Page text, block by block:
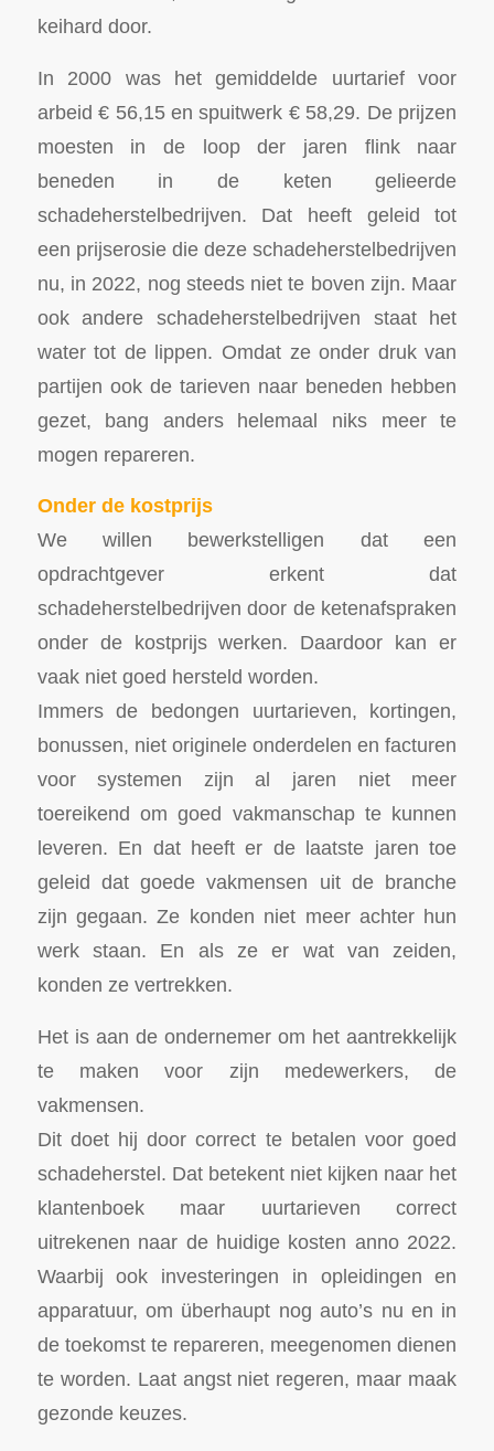
keihard door.
In 2000 was het gemiddelde uurtarief voor
arbeid € 56,15 en spuitwerk € 58,29. De prijzen
moesten in de loop der jaren flink naar
beneden in de keten gelieerde
schadeherstelbedrijven. Dat heeft geleid tot
een prijserosie die deze schadeherstelbedrijven
nu, in 2022, nog steeds niet te boven zijn. Maar
ook andere schadeherstelbedrijven staat het
water tot de lippen. Omdat ze onder druk van
partijen ook de tarieven naar beneden hebben
gezet, bang anders helemaal niks meer te
mogen repareren.
Onder de kostprijs
We willen bewerkstelligen dat een
opdrachtgever erkent dat
schadeherstelbedrijven door de ketenafspraken
onder de kostprijs werken. Daardoor kan er
vaak niet goed hersteld worden.
Immers de bedongen uurtarieven, kortingen,
bonussen, niet originele onderdelen en facturen
voor systemen zijn al jaren niet meer
toereikend om goed vakmanschap te kunnen
leveren. En dat heeft er de laatste jaren toe
geleid dat goede vakmensen uit de branche
zijn gegaan. Ze konden niet meer achter hun
werk staan. En als ze er wat van zeiden,
konden ze vertrekken.
Het is aan de ondernemer om het aantrekkelijk
te maken voor zijn medewerkers, de
vakmensen.
Dit doet hij door correct te betalen voor goed
schadeherstel. Dat betekent niet kijken naar het
klantenboek maar uurtarieven correct
uitrekenen naar de huidige kosten anno 2022.
Waarbij ook investeringen in opleidingen en
apparatuur, om überhaupt nog auto’s nu en in
de toekomst te repareren, meegenomen dienen
te worden. Laat angst niet regeren, maar maak
gezonde keuzes.